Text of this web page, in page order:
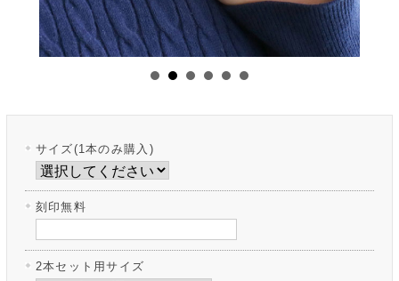
サイズ(1本のみ購入)
刻印無料
2本セット用サイズ